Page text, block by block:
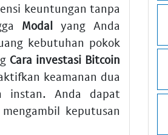
keuntungan tanpa
Modal yang Anda
kebutuhan pokok
Cara investasi Bitcoin
keamanan dua
instan. Anda dapat
keputusan